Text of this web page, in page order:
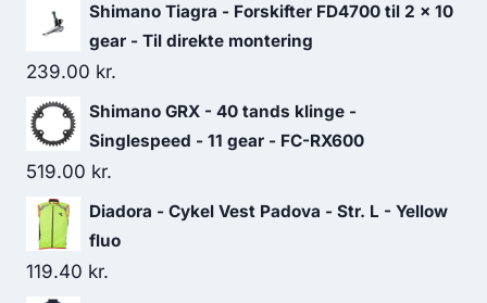
Shimano Tiagra - Forskifter FD4700 til 2 x 10
gear - Til direkte montering
239.00 kr.
Shimano GRX - 40 tands klinge -
Singlespeed - 11 gear - FC-RX600
519.00 kr.
Diadora - Cykel Vest Padova - Str. L - Yellow
fluo
119.40 kr.